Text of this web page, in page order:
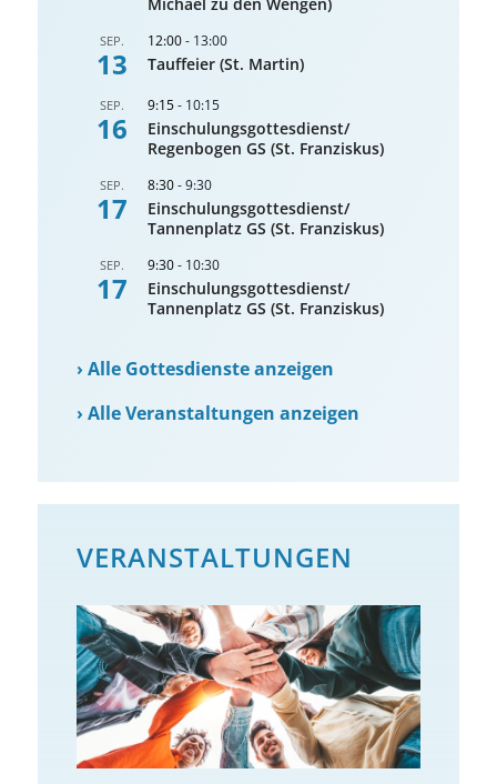
Michael zu den Wengen)
SEP.
13
12:00- 13:00
Tauffeier (St. Martin)
SEP.
16
9:15- 10:15
Einschulungsgottesdienst/
Regenbogen GS (St. Franziskus)
SEP.
17
8:30-9:30
Einschulungsgottesdienst/
Tannenplatz GS (St. Franziskus)
SEP.
17
9:30- 10:30
Einschulungsgottesdienst/
Tannenplatz GS (St. Franziskus)
›Alle Gottesdienste anzeigen
›Alle Veranstaltungen anzeigen
VERANSTALTUNGEN